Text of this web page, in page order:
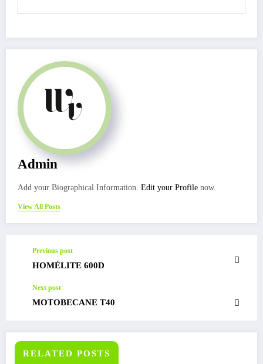
Admin
Add your Biographical Information. Edit your Profile now.
View All Posts
Previous post
HOMÉLITE 600D
Next post
MOTOBECANE T40
RELATED POSTS